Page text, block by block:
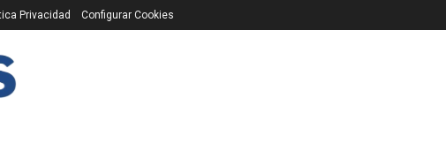
Privacidad Configurar Cookies